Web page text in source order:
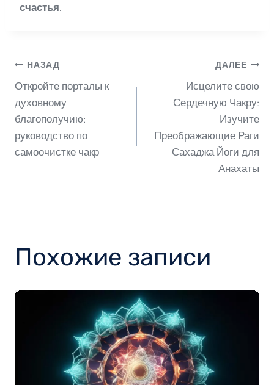
счастья.
Навигация
по
записям
НАЗАД
Откройте порталы к
духовному
благополучию:
руководство по
самоочистке чакр
ДАЛЕЕ
Исцелите свою
Сердечную Чакру:
Изучите
Преображающие Раги
Сахаджа Йоги для
Анахаты
Похожие записи